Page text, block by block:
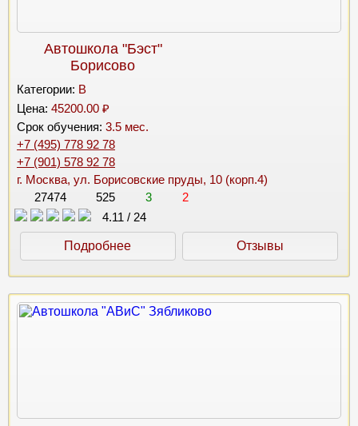
Автошкола "Бэст"
Борисово
Категории: B
Цена: 45200.00 ₽
Срок обучения: 3.5 мес.
+7 (495) 778 92 78
+7 (901) 578 92 78
г. Москва, ул. Борисовские пруды, 10 (корп.4)
27474
525 3
2
4.11 / 24
Подробнее Отзывы